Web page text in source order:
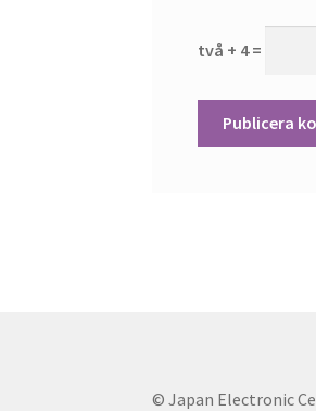
två + 4 =
© Japan Electronic